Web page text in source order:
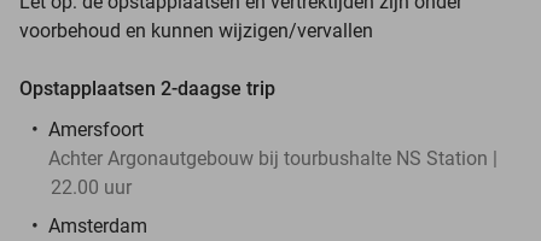
voorbehoud en kunnen wijzigen/vervallen
Opstapplaatsen 2-daagse trip
Amersfoort
Achter Argonautgebouw bij tourbushalte NS Station |
22.00 uur
Amsterdam